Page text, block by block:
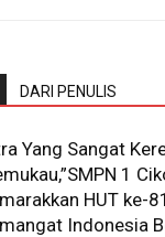
DARI PENULIS
Yang Sangat
1
HUT ke-
Indonesia